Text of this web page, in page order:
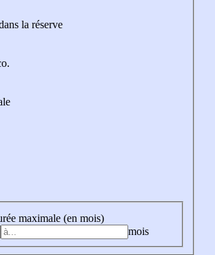
la réserve
maximale (en mois)
mois